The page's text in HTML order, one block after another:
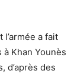
a fait
Khan Younès
d’après des